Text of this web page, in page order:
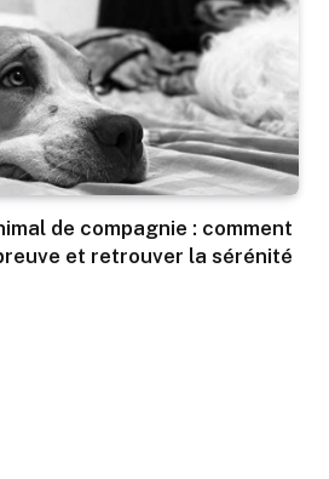
de compagnie : comment
et retrouver la sérénité